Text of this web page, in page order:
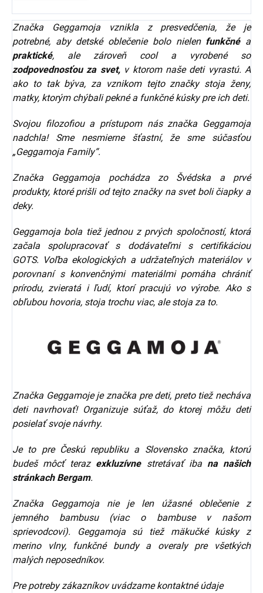
Značka Geggamoja vznikla z presvedčenia, že je
potrebné, aby detské oblečenie bolo nielen funkčnéa
praktické, ale zároveň cool a vyrobené so
zodpovednosťou za svet,v ktorom naše deti vyrastú. A
ako to tak býva, za vznikom tejto značky stoja ženy,
matky, ktorým chýbali pekné a funkčné kúsky pre ich deti.
Svojou filozofiou a prístupom nás značka Geggamoja
nadchla! Sme nesmierne šťastní, že sme súčasťou
„Geggamoja Family“.
Značka Geggamoja pochádza zo Švédska a prvé
produkty, ktoré prišli od tejto značky na svet boli čiapky a
deky.
Geggamoja bola tiež jednou z prvých spoločností, ktorá
začala spolupracovať s dodávateľmi s certifikáciou
GOTS. Voľba ekologických a udržateľných materiálov v
porovnaní s konvenčnými materiálmi pomáha chrániť
prírodu, zvieratá i ľudí, ktorí pracujú vo výrobe. Ako s
obľubou hovoria, stoja trochu viac, ale stoja za to.
Značka Geggamoje je značka pre deti, preto tiež necháva
deti navrhovať! Organizuje súťaž, do ktorej môžu deti
posielať svoje návrhy.
Je to pre Českú republiku a Slovensko značka, ktorú
budeš môcť teraz exkluzívnestretávať iba na našich
stránkach Bergam.
Značka Geggamoja nie je len úžasné oblečenie z
jemného bambusu (viac o bambuse v našom
sprievodcovi). Geggamoja sú tiež mäkučké kúsky z
merino vlny, funkčné bundy a overaly pre všetkých
malých neposedníkov.
Pre potreby zákazníkov uvádzame kontaktné údaje